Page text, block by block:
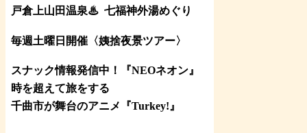
戸倉上山田温泉♨ 七福神外湯めぐり
毎週土曜日開催〈姨捨夜景ツアー〉
スナック情報発信中！『NEOネオン』
時を超えて旅をする
千曲市が舞台のアニメ『Turkey!』